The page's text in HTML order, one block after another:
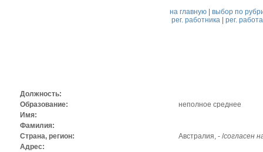
на главную |выбор по
рег. работника| рег.
Должность:
Образование:
неполное среднее
Имя:
Фамилия:
Страна, регион:
Австралия, - /согласен
Адрес: